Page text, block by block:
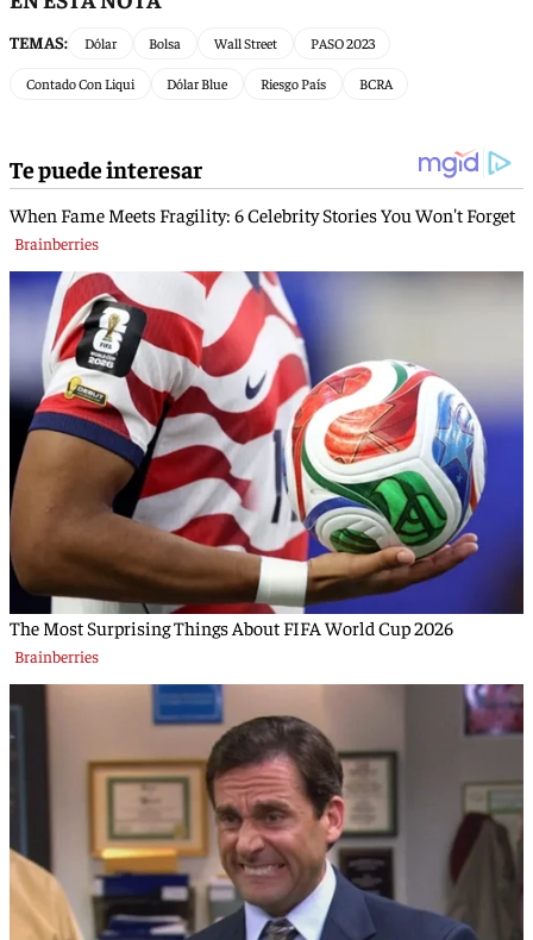
TEMAS: Dólar Bolsa Wall Street PASO 2023
Contado Con Liqui Dólar Blue Riesgo País BCRA